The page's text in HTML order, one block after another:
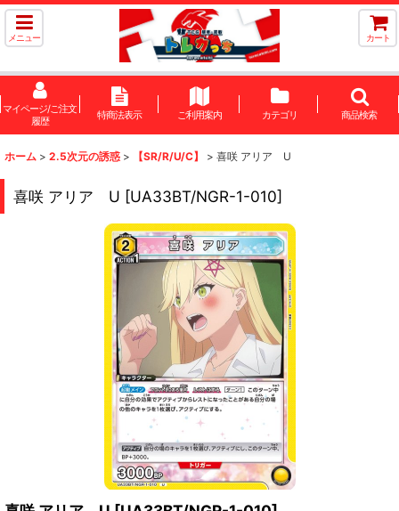
メニュー カート
マイページ/ご注文
履歴
特商法表示 ご利用案内 カテゴリ 商品検索
ホーム > 2.5次元の誘惑 > 【SR/R/U/C】 > 喜咲 アリア U
喜咲 アリア U [UA33BT/NGR-1-010]